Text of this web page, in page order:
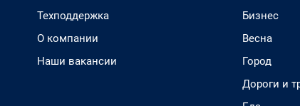
Техподдержка
О компании
Наши вакансии
Бизнес
Весна
Город
Дороги и